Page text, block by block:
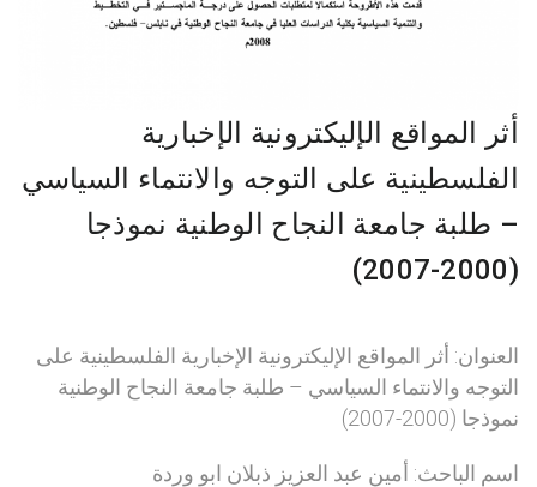
أثر المواقع الإليكترونية الإخبارية
الفلسطينية على التوجه والانتماء السياسي
– طلبة جامعة النجاح الوطنية نموذجا
(2000-2007)
العنوان: أثر المواقع الإليكترونية الإخبارية الفلسطينية على
التوجه والانتماء السياسي – طلبة جامعة النجاح الوطنية
نموذجا (2000-2007)
اسم الباحث: أمين عبد العزيز ذبلان ابو وردة